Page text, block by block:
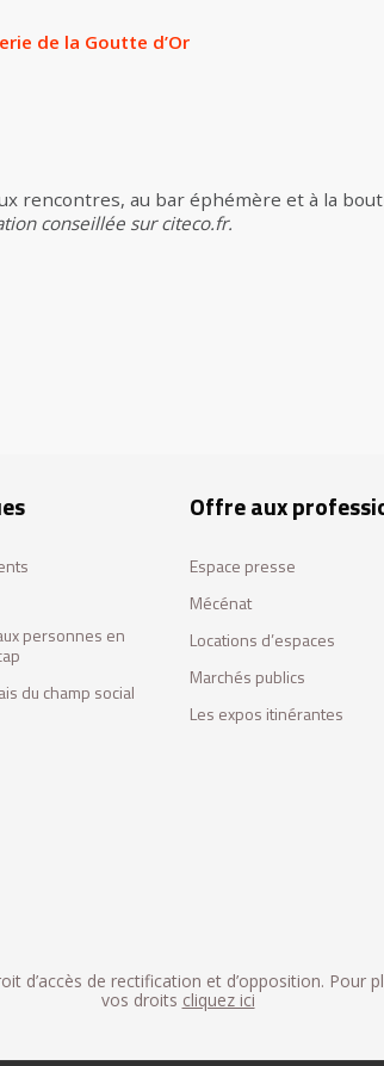
de la Goutte d’Or
rencontres, au bar éphémère et à la
conseillée sur citeco.fr.
personnes en
du champ social
Offre aux
Espace presse
Mécénat
Locations d’espaces
Marchés publics
Les expos itinérantes
d’accès de rectification et d’opposition. Pour
vos droits cliquez ici